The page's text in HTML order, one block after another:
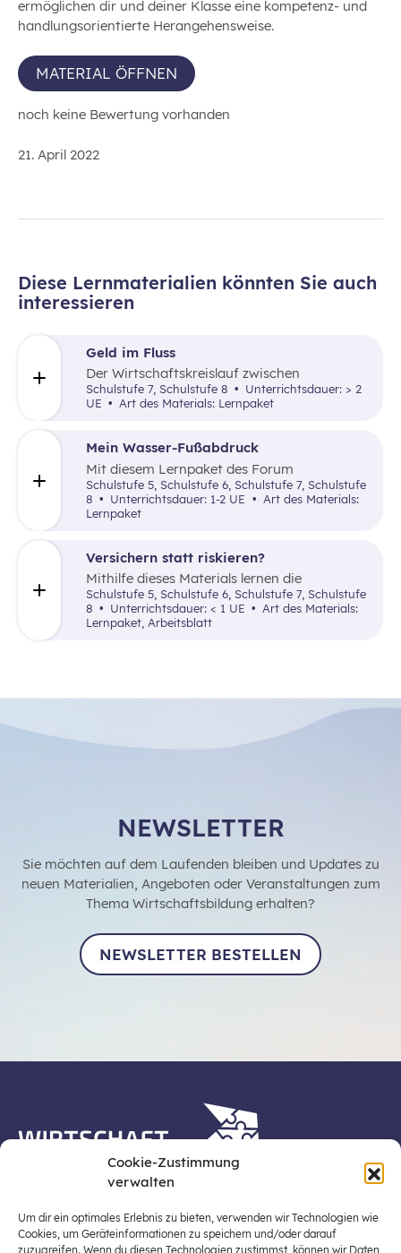
Cookie-Zustimmung
verwalten
Um dir ein optimales Erlebnis zu bieten, verwenden wir Technologien wie
Cookies, um Geräteinformationen zu speichern und/oder darauf
zuzugreifen. Wenn du diesen Technologien zustimmst, können wir Daten
ermöglichen dir und deiner Klasse eine kompetenz- und
handlungsorientierte Herangehensweise.
MATERIAL ÖFFNEN
noch keine Bewertung vorhanden
21. April 2022
Diese Lernmaterialien könnten Sie auch
interessieren
Geld im Fluss
Der Wirtschaftskreislauf zwischen
Unternehmen und privaten Haushalten ist
Thema in diesem Lernpaket.
Schulstufe 7, Schulstufe 8
UE
Art des Materials: Lernpaket
Mein Wasser-Fußabdruck
Mit diesem Lernpaket des Forum
Umweltbildung reflektieren die Lernenden
ihren persönlichen Wasserverbrauch und
vergleichen ihn mit der Lage in Äthiopien.
Schulstufe 5, Schulstufe 6, Schulstufe 7, Schulstufe
8
Unterrichtsdauer: 1-2 UE
Lernpaket
Versichern statt riskieren?
Mithilfe dieses Materials lernen die
Schüler:innen, was Risiko bedeutet, wie man
damit umgeht und welche Arten von
Versicherungen es gibt.
Schulstufe 5, Schulstufe 6, Schulstufe 7, Schulstufe
8
Unterrichtsdauer: < 1 UE
Lernpaket, Arbeitsblatt
NEWSLETTER
Sie möchten auf dem Laufenden bleiben und Updates zu
neuen Materialien, Angeboten oder Veranstaltungen zum
Thema Wirtschaftsbildung erhalten?
NEWSLETTER BESTELLEN
Stiftung für Wirtschaftsbildung, Österreichs zentraler
Plattform für die Stärkung und Verbreiterung einer